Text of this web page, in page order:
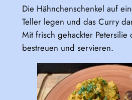
Die Hähnchenschenkel auf
Teller legen und das Curry
Mit frisch gehackter Petersilie
bestreuen und servieren.